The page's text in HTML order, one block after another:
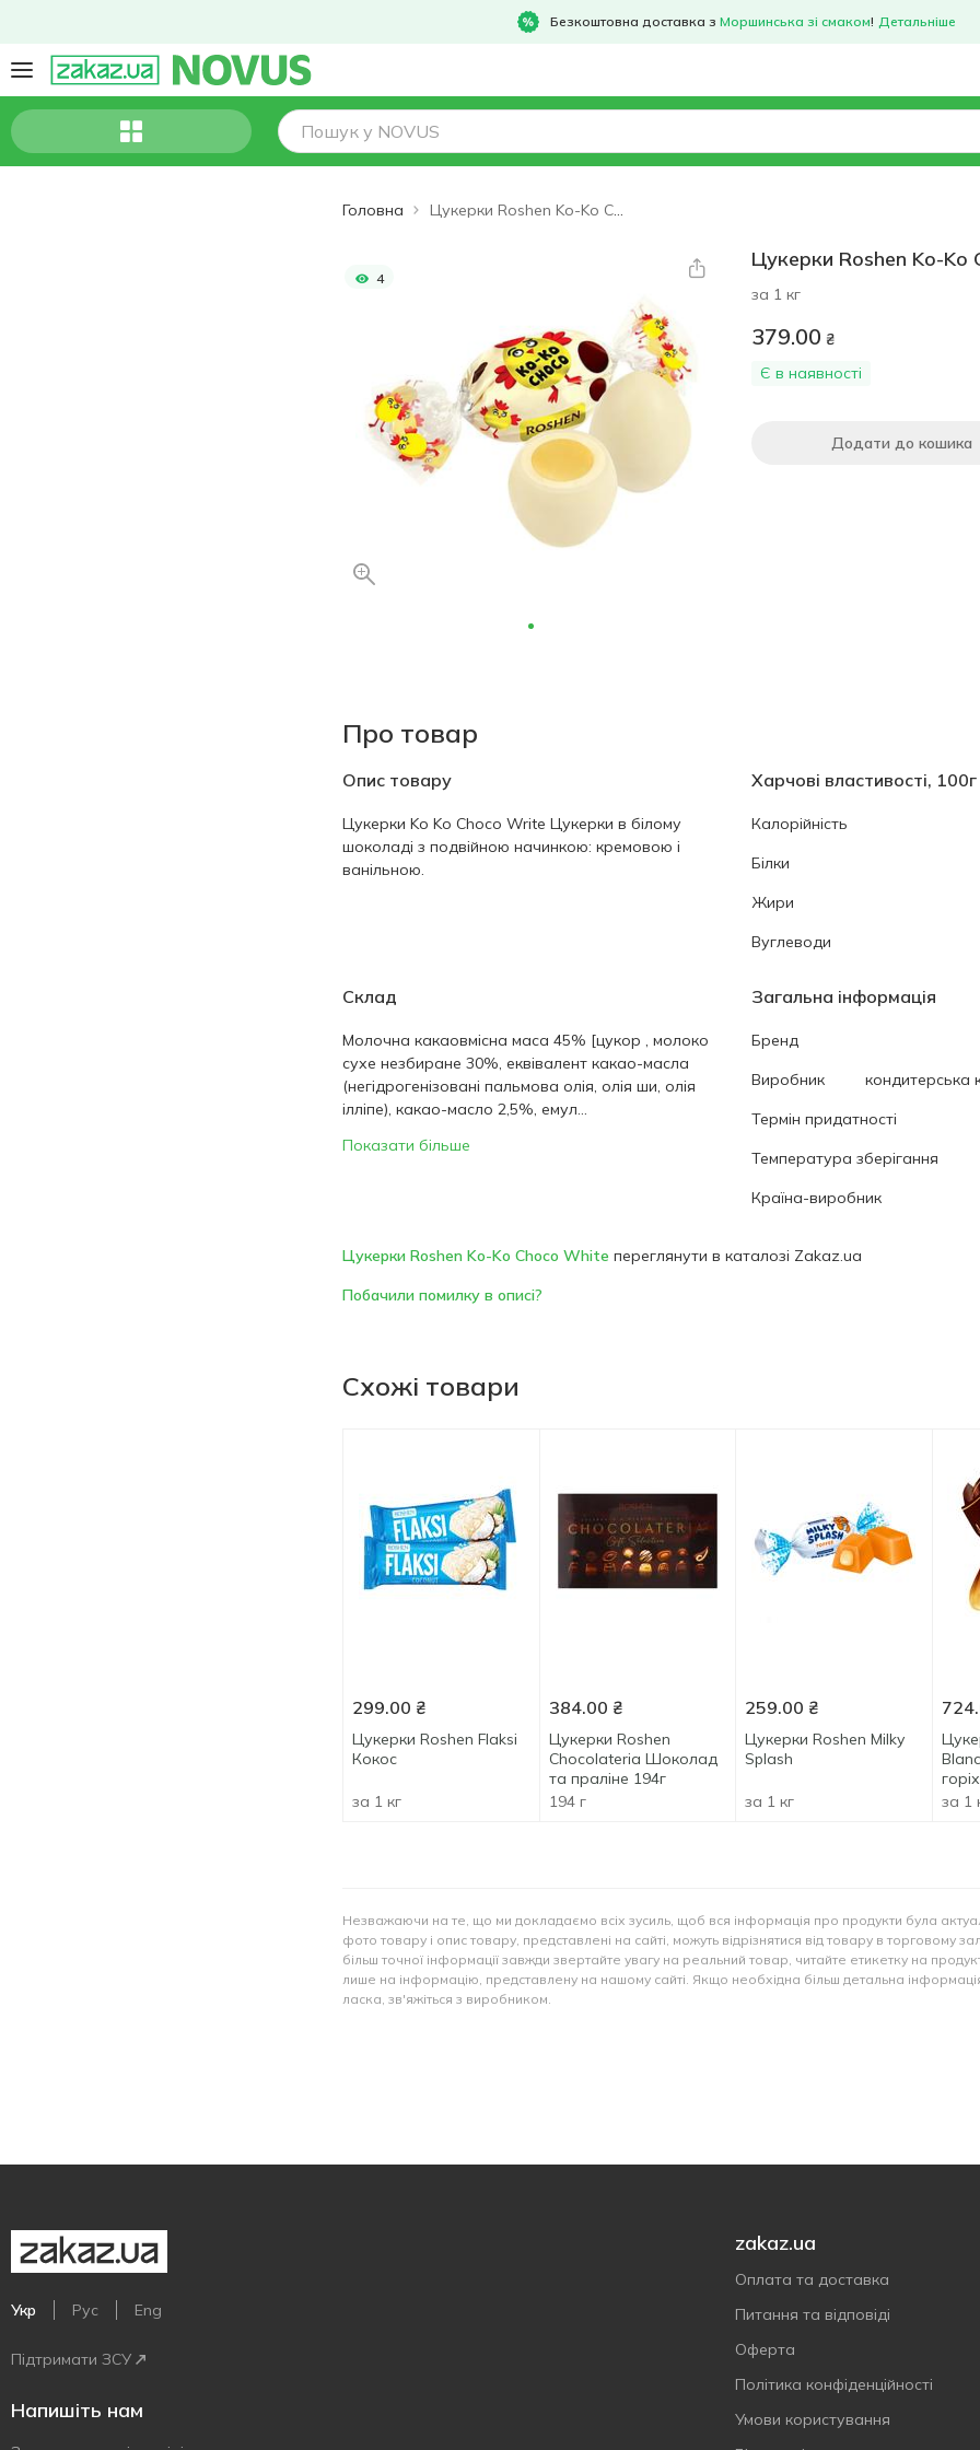
Безкоштовна доставка з Моршинська зі смаком! Детальніше
Головна Цукерки Roshen Ko-Ko Choco White
4
Цукерки Roshen Ko-Ko
за 1 кг
379.00 ₴
Є в наявності
Додати до кошика
Про товар
Опис товару
Цукерки Ko Ko Choco Write Цукерки в білому
шоколаді з подвійною начинкою: кремовою і
ванільною.
Харчові властивості, 100г
Калорійність
Білки
Жири
Вуглеводи
Склад
Молочна какаовмісна маса 45% [цукор , молоко
сухе незбиране 30%, еквівалент какао-масла
(негідрогенізовані пальмова олія, олія ши, олія
ілліпе), какао-масло 2,5%, емул...
Показати більше
Загальна інформація
Бренд
Виробник
кондитерська
Термін придатності
Температура зберігання
Країна-виробник
Цукерки Roshen Ko-Ko Choco White переглянути в каталозі Zakaz.ua
Побачили помилку в описі?
Схожі товари
299.00 ₴
Цукерки Roshen Flaksi
Кокос
за 1 кг
384.00 ₴
Цукерки Roshen
Chocolateria Шоколад
та праліне 194г
194 г
259.00 ₴
Цукерки Roshen Milky
Splash
за 1 кг
за 1
Незважаючи на те, що ми докладаємо всіх зусиль, щоб вся інформація про продукти була
фото товару і опис товару, представлені на сайті, можуть відрізнятися від товару в торговому
більш точної інформації завжди звертайте увагу на реальний товар, читайте етикетку на
лише на інформацію, представлену на нашому сайті. Якщо необхідна більш детальна
ласка, зв'яжіться з виробником.
Укр Рус Eng
Підтримати ЗСУ
Напишіть нам
zakaz.ua
Оплата та доставка
Питання та відповіді
Оферта
Політика конфіденційності
Умови користування